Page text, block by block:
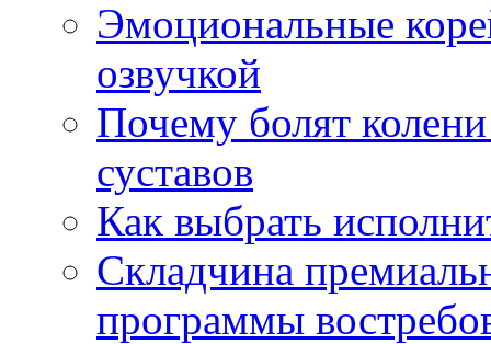
Эмоциональные
озвучкой
Почему болят
суставов
Как выбрать
Складчина
программы